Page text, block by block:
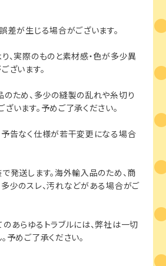
差が生じる場合がございます。
、実際のものと素材感・色が多少異
ざいます。
ため、多少の縫製の乱れや糸切り
います。予めご了承ください。
告なく仕様が若干変更になる場合
発送します。海外輸入品のため、商
少のスレ、汚れなどがある場合がご
あらゆるトラブルには、弊社は一切
予めご了承ください。